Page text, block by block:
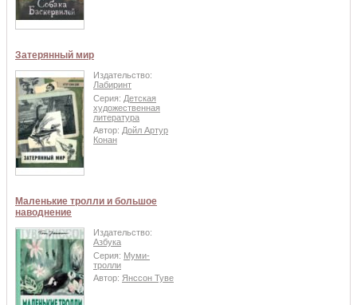
Затерянный мир
Издательство:
Лабиринт
Серия: Детская
художественная
литература
Автор: Дойл Артур
Конан
Маленькие тролли и большое
наводнение
Издательство:
Азбука
Серия: Муми-
тролли
Автор: Янссон Туве